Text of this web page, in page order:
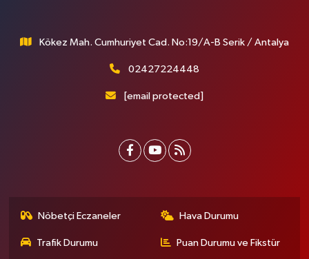
Kökez Mah. Cumhuriyet Cad. No:19/A-B Serik / Antalya
02427224448
[email protected]
Nöbetçi Eczaneler Hava Durumu
Trafik Durumu Puan Durumu ve Fikstür